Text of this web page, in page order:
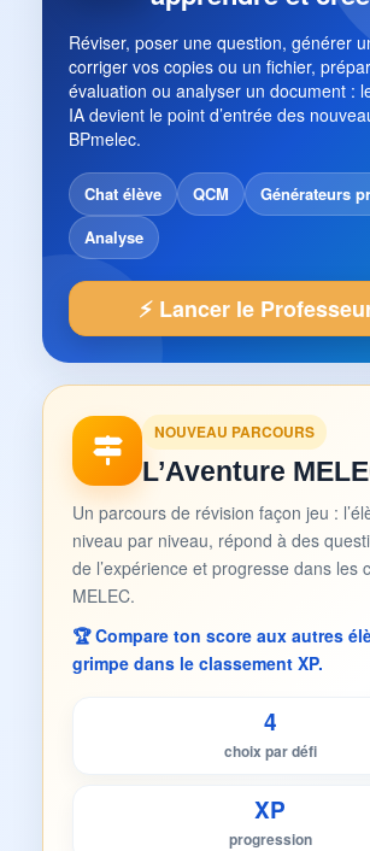
Réviser, poser une question, générer
corriger vos copies ou un fichier,
évaluation ou analyser un document :
IA devient le point d’entrée des
BPmelec.
Chat élève QCM
Générateurs
Analyse
⚡ Lancer le
NOUVEAU PARCOURS
L’Aventure
Un parcours de révision façon jeu :
niveau par niveau, répond à des
de l’expérience et progresse dans les
MELEC.
🏆 Compare ton score aux autres
grimpe dans le classement XP.
4
choix par défi
XP
progression